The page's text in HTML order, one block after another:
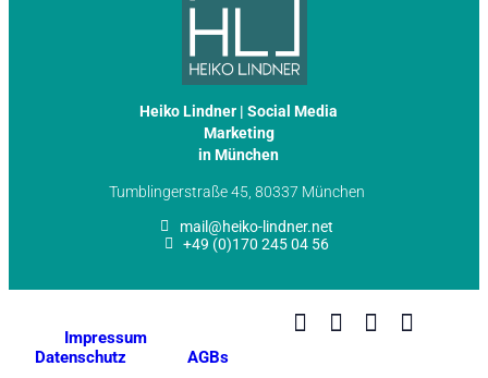
Heiko Lindner | Social Media
Marketing
in München
Tumblingerstraße 45, 80337 München
mail@heiko-lindner.net
+49 (0)170 245 04 56
Impressum
Datenschutz
AGBs